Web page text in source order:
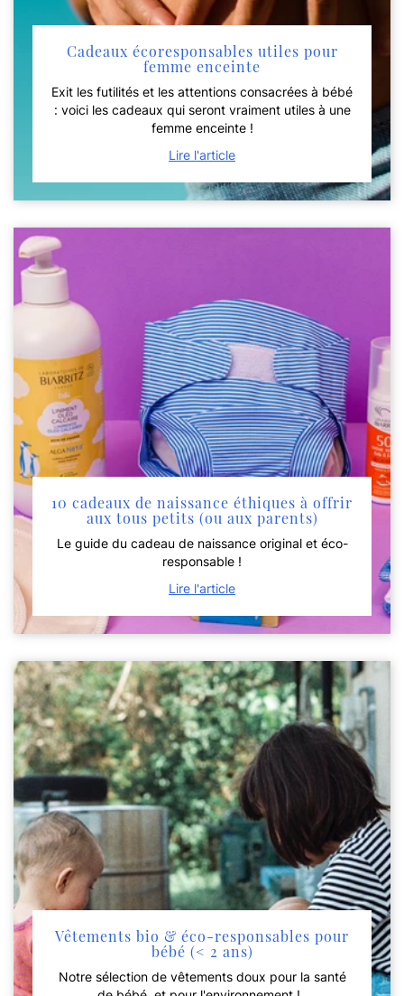
Cadeaux écoresponsables utiles pour
femme enceinte
Exit les futilités et les attentions consacrées à bébé
: voici les cadeaux qui seront vraiment utiles à une
femme enceinte !
Lire l'article
10 cadeaux de naissance éthiques à offrir
aux tous petits (ou aux parents)
Le guide du cadeau de naissance original et éco-
responsable !
Lire l'article
Vêtements bio & éco-responsables pour
bébé (< 2 ans)
Notre sélection de vêtements doux pour la santé